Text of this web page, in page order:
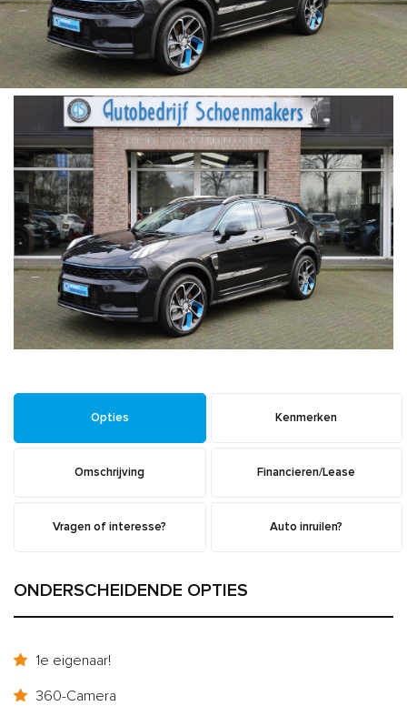
Opties Kenmerken
Omschrijving Financieren/Lease
Vragen of interesse? Auto inruilen?
ONDERSCHEIDENDE OPTIES
1e eigenaar!
360-Camera